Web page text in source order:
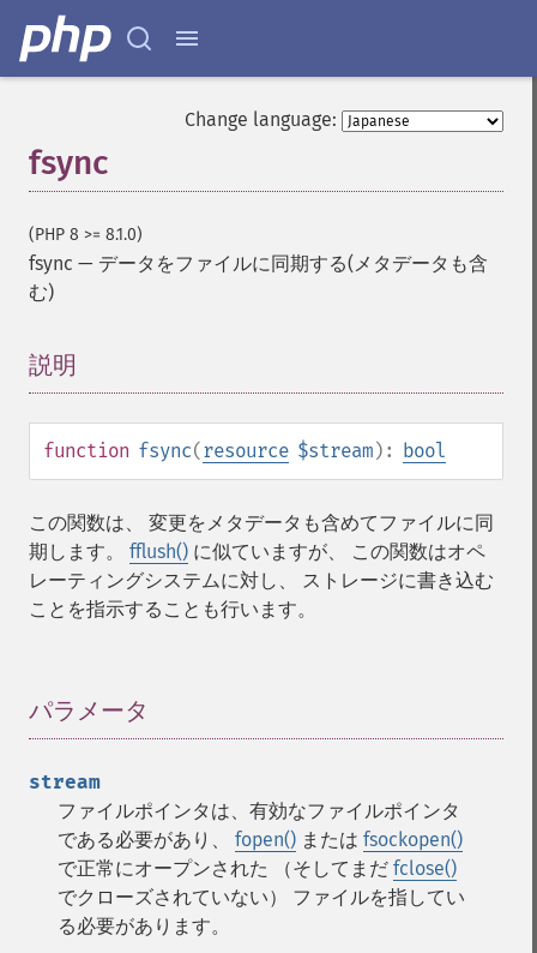
Change language:
fsync
(PHP 8 >= 8.1.0)
fsync — データをファイルに同期する(メタデータも含
む)
説明
function fsync(resource $stream): bool
この関数は、 変更をメタデータも含めてファイルに同
期します。 fflush() に似ていますが、 この関数はオペ
レーティングシステムに対し、 ストレージに書き込む
ことを指示することも行います。
パラメータ
stream
ファイルポインタは、有効なファイルポインタ
である必要があり、 fopen() または fsockopen()
で正常にオープンされた （そしてまだ fclose()
でクローズされていない） ファイルを指してい
る必要があります。